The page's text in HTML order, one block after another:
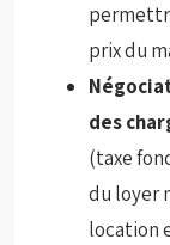
prix du
des
(taxe
du loyer
location